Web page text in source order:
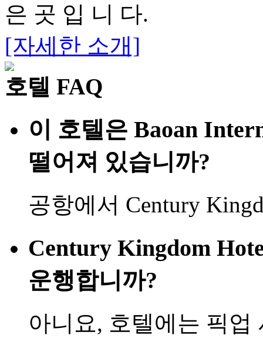
은 곳 입 니 다.
[자세한 소개]
호텔 FAQ
이 호텔은 Baoan
떨어져 있습니까?
공항에서 Century
Century Kingdom
운행합니까?
아니요, 호텔에는 픽업